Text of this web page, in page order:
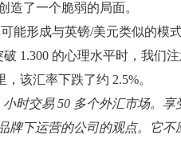
造了一个脆弱的局面。
能形成与英镑/美元类似的模式
破 1.300 的心理水平时，我们
该汇率下跌了约 2.5%。
小时交易 50 多个外汇市场。
牌下运营的公司的观点。它